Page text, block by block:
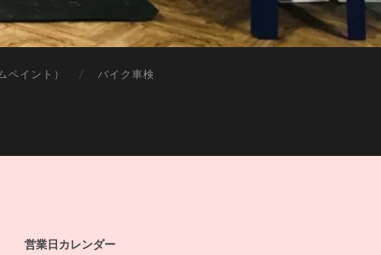
ペイント） バイク車検
営業日カレンダー